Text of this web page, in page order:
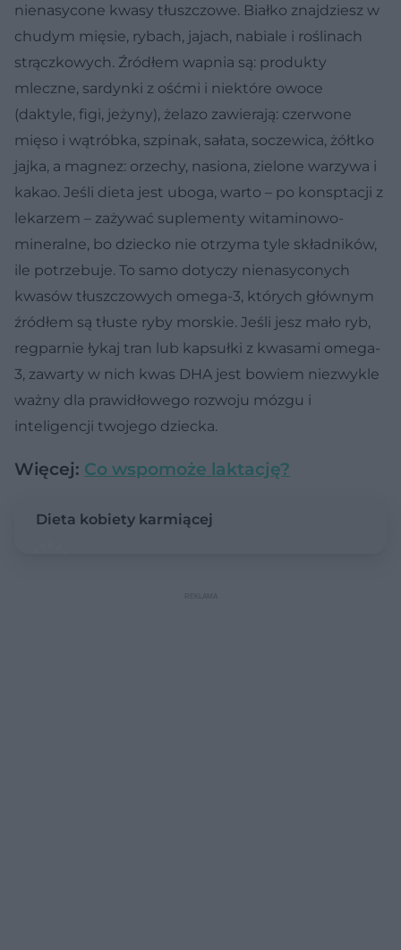
nienasycone kwasy tłuszczowe. Białko znajdziesz w
chudym mięsie, rybach, jajach, nabiale i roślinach
strączkowych. Źródłem wapnia są: produkty
mleczne, sardynki z ośćmi i niektóre owoce
(daktyle, figi, jeżyny), żelazo zawierają: czerwone
mięso i wątróbka, szpinak, sałata, soczewica, żółtko
jajka, a magnez: orzechy, nasiona, zielone warzywa i
kakao. Jeśli dieta jest uboga, warto – po konsptacji z
lekarzem – zażywać suplementy witaminowo-
mineralne, bo dziecko nie otrzyma tyle składników,
ile potrzebuje. To samo dotyczy nienasyconych
kwasów tłuszczowych omega-3, których głównym
źródłem są tłuste ryby morskie. Jeśli jesz mało ryb,
regparnie łykaj tran lub kapsułki z kwasami omega-
3, zawarty w nich kwas DHA jest bowiem niezwykle
ważny dla prawidłowego rozwoju mózgu i
inteligencji twojego dziecka.
Więcej: Co wspomoże laktację?
Dieta kobiety karmiącej